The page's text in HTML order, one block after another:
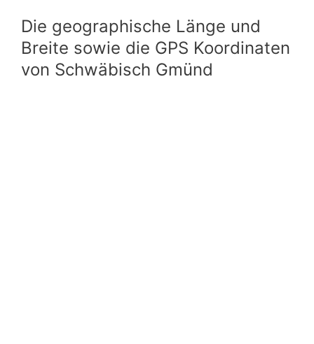
Die geographische Länge und
Breite sowie die GPS Koordinaten
von Schwäbisch Gmünd